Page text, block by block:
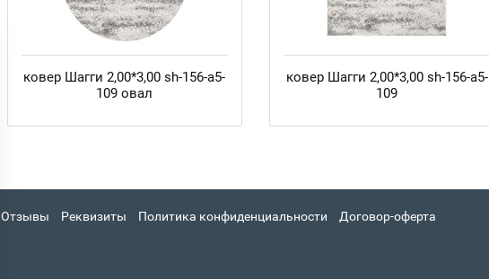
ковер Шагги 2,00*3,00 sh-156-а5-
109 овал
ковер Шагги 2,00*3,00 sh-156-а5-
109
Отзывы Реквизиты Политика конфиденциальности Договор-оферта